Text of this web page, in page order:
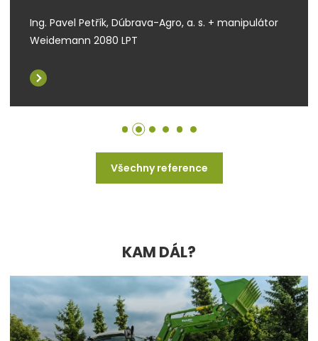
Ing. Pavel Petřík, Dúbrava-Agro, a. s. + manipulátor
Weidemann 2080 LPT
Všechny reference
KAM DÁL?